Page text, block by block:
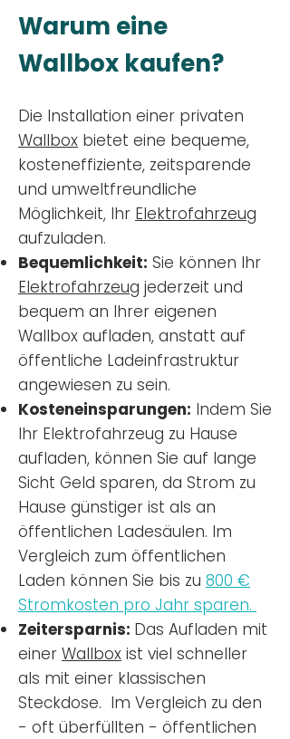
Warum eine
Wallbox kaufen?
Die Installation einer privaten
Wallbox bietet eine bequeme,
kosteneffiziente, zeitsparende
und umweltfreundliche
Möglichkeit, Ihr Elektrofahrzeug
aufzuladen.
Bequemlichkeit: Sie können Ihr
Elektrofahrzeug jederzeit und
bequem an Ihrer eigenen
Wallbox aufladen, anstatt auf
öffentliche Ladeinfrastruktur
angewiesen zu sein.
Kosteneinsparungen: Indem Sie
Ihr Elektrofahrzeug zu Hause
aufladen, können Sie auf lange
Sicht Geld sparen, da Strom zu
Hause günstiger ist als an
öffentlichen Ladesäulen. Im
Vergleich zum öffentlichen
Laden können Sie bis zu 800 €
Stromkosten pro Jahr sparen.
Zeitersparnis: Das Aufladen mit
einer Wallbox ist viel schneller
als mit einer klassischen
Steckdose. Im Vergleich zu den
- oft überfüllten - öffentlichen